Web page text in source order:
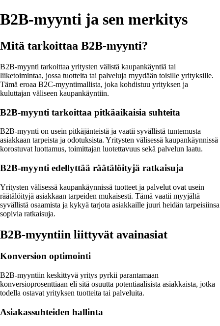
B2B-myynti ja sen merkitys
Mitä tarkoittaa B2B-myynti?
B2B-myynti tarkoittaa yritysten välistä kaupankäyntiä tai
liiketoimintaa, jossa tuotteita tai palveluja myydään toisille yrityksille.
Tämä eroaa B2C-myyntimallista, joka kohdistuu yrityksen ja
kuluttajan väliseen kaupankäyntiin.
B2B-myynti tarkoittaa pitkäaikaisia suhteita
B2B-myynti on usein pitkäjänteistä ja vaatii syvällistä tuntemusta
asiakkaan tarpeista ja odotuksista. Yritysten välisessä kaupankäynnissä
korostuvat luottamus, toimittajan luotettavuus sekä palvelun laatu.
B2B-myynti edellyttää räätälöityjä ratkaisuja
Yritysten välisessä kaupankäynnissä tuotteet ja palvelut ovat usein
räätälöityjä asiakkaan tarpeiden mukaisesti. Tämä vaatii myyjältä
syvällistä osaamista ja kykyä tarjota asiakkaille juuri heidän tarpeisiinsa
sopivia ratkaisuja.
B2B-myyntiin liittyvät avainasiat
Konversion optimointi
B2B-myyntiin keskittyvä yritys pyrkii parantamaan
konversioprosenttiaan eli sitä osuutta potentiaalisista asiakkaista, jotka
todella ostavat yrityksen tuotteita tai palveluita.
Asiakassuhteiden hallinta